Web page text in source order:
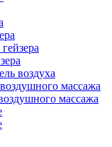
воздуха
массажа
массажа